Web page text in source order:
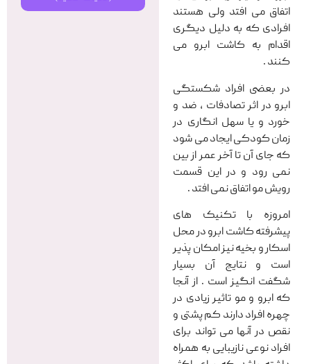
اتفاق می افتد ولی هستند
افرادی که به دلیل دیگری
اقدام به کاشت ابرو می
کنند .
در بعضی افراد شکستگی
ابرو در اثر تصادفات ، ضد و
خورد و یا سهل انگاری در
زمان کودکی ایجاد می شود
که جای آن تا آخر عمر از بین
نمی رود و در این قسمت
رویش مو اتفاق نمی افتد .
امروزه با تکنیک های
پیشرفته کاشت ابرو در محل
اسکار و بخیه نیز امکان پذیر
است و نتایج آن بسیار
شگفت انگیز است . از آنجا
که ابرو و مو تاثیر زیادی در
چهره افراد دارند کم پشتی و
نقص در آنها می تواند برای
افراد نوعی نازیبایی به همراه